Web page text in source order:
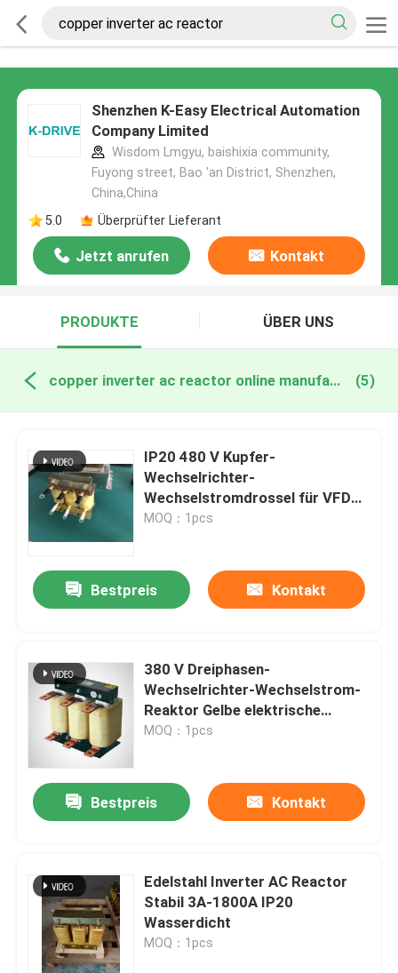
Shenzhen K-Easy Electrical Automation
Company Limited
Wisdom Lmgyu, baishixia community,
Fuyong street, Bao 'an District, Shenzhen,
China,China
5.0
Überprüfter Lieferant
Jetzt anrufen Kontakt
PRODUKTE ÜBER UNS
copper inverter ac reactor online manufacture (5)
IP20 480 V Kupfer-
Wechselrichter-
Wechselstromdrossel für VFD
Mehrzweck
MOQ：1pcs
Bestpreis Kontakt
380 V Dreiphasen-
Wechselrichter-Wechselstrom-
Reaktor Gelbe elektrische
Energie
MOQ：1pcs
Bestpreis Kontakt
Edelstahl Inverter AC Reactor
Stabil 3A-1800A IP20
Wasserdicht
MOQ：1pcs